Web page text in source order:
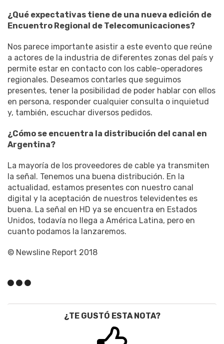
¿Qué expectativas tiene de una nueva edición de
Encuentro Regional de Telecomunicaciones?
Nos parece importante asistir a este evento que reúne
a actores de la industria de diferentes zonas del país y
permite estar en contacto con los cable-operadores
regionales. Deseamos contarles que seguimos
presentes, tener la posibilidad de poder hablar con ellos
en persona, responder cualquier consulta o inquietud
y, también, escuchar diversos pedidos.
¿Cómo se encuentra la distribución del canal en
Argentina?
La mayoría de los proveedores de cable ya transmiten
la señal. Tenemos una buena distribución. En la
actualidad, estamos presentes con nuestro canal
digital y la aceptación de nuestros televidentes es
buena. La señal en HD ya se encuentra en Estados
Unidos, todavía no llega a América Latina, pero en
cuanto podamos la lanzaremos.
© Newsline Report 2018
¿TE GUSTÓ ESTA NOTA?